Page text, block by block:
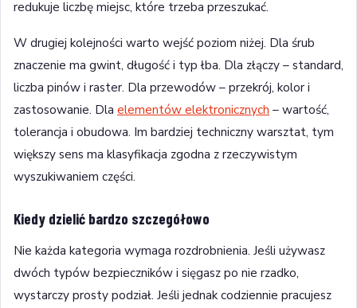
redukuje liczbę miejsc, które trzeba przeszukać.
W drugiej kolejności warto wejść poziom niżej. Dla śrub
znaczenie ma gwint, długość i typ łba. Dla złączy – standard,
liczba pinów i raster. Dla przewodów – przekrój, kolor i
zastosowanie. Dla elementów elektronicznych – wartość,
tolerancja i obudowa. Im bardziej techniczny warsztat, tym
większy sens ma klasyfikacja zgodna z rzeczywistym
wyszukiwaniem części.
Kiedy dzielić bardzo szczegółowo
Nie każda kategoria wymaga rozdrobnienia. Jeśli używasz
dwóch typów bezpieczników i sięgasz po nie rzadko,
wystarczy prosty podział. Jeśli jednak codziennie pracujesz